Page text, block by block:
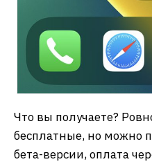
Что вы получаете?
бесплатные, но можно
бета-версии, оплата